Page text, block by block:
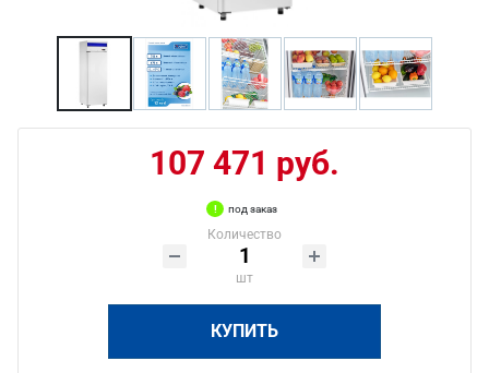
107 471 руб.
под заказ
Количество
шт
КУПИТЬ